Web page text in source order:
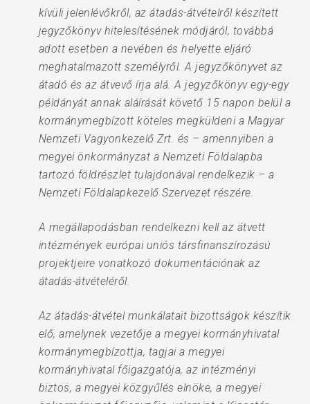
kívüli jelenlévőkről, az átadás-átvételről készített
jegyzőkönyv hitelesítésének módjáról, továbbá
adott esetben a nevében és helyette eljáró
meghatalmazott személyről. A jegyzőkönyvet az
átadó és az átvevő írja alá. A jegyzőkönyv egy-egy
példányát annak aláírását követő 15 napon belül a
kormánymegbízott köteles megküldeni a Magyar
Nemzeti Vagyonkezelő Zrt. és – amennyiben a
megyei önkormányzat a Nemzeti Földalapba
tartozó földrészlet tulajdonával rendelkezik – a
Nemzeti Földalapkezelő Szervezet részére.
A megállapodásban rendelkezni kell az átvett
intézmények európai uniós társfinanszírozású
projektjeire vonatkozó dokumentációnak az
átadás-átvételéről.
Az átadás-átvétel munkálatait bizottságok készítik
elő, amelynek vezetője a megyei kormányhivatal
kormánymegbízottja, tagjai a megyei
kormányhivatal főigazgatója, az intézményi
biztos, a megyei közgyűlés elnöke, a megyei